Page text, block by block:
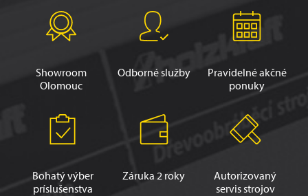
Showroom
Olomouc
Odborné služby
Pravidelné akčné
ponuky
Bohatý výber
príslušenstva
Záruka 2 roky
Autorizovaný
servis strojov